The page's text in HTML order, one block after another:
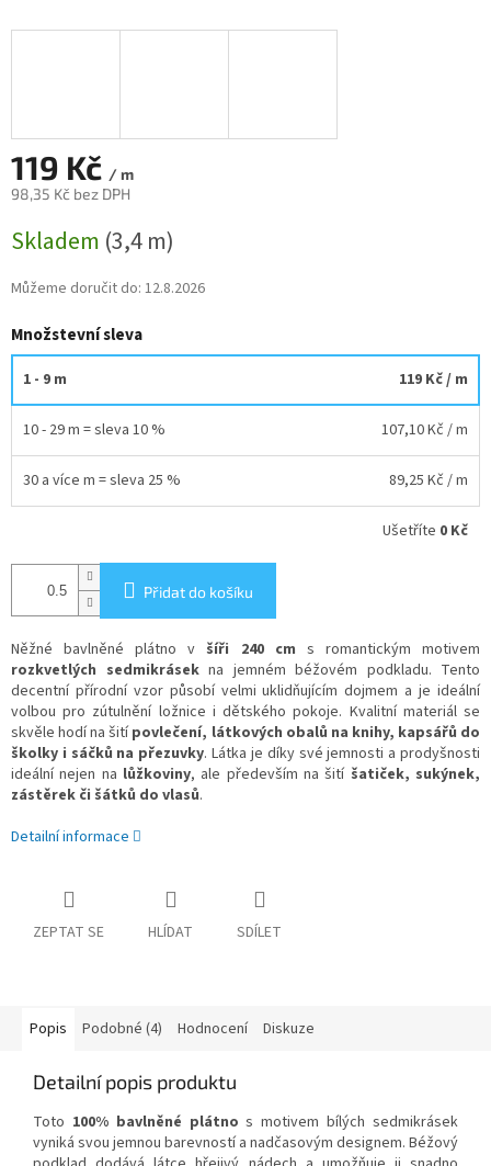
119 Kč / m
98,35 Kč bez DPH
cena:
Skladem (3,4 m)
Můžeme doručit do: 12.8.2026
Množstevní sleva
1 - 9 m 119 Kč/ m
10 - 29 m = sleva 10 % 107,10 Kč / m
30 a více m = sleva 25 % 89,25 Kč / m
Ušetříte 0 Kč
Přidat do košíku
Něžné bavlněné plátno v šíři 240 cm s romantickým motivem
rozkvetlých sedmikrásekna jemném béžovém podkladu. Tento
decentní přírodní vzor působí velmi uklidňujícím dojmem a je ideální
volbou pro zútulnění ložnice i dětského pokoje. Kvalitní materiál se
skvěle hodí na šitípovlečení, látkových obalů na knihy, kapsářů do
školky i sáčků na přezuvky.Látka je díky své jemnosti a prodyšnosti
ideální nejen na lůžkoviny, ale především na šití šatiček, sukýnek,
zástěrek či šátků do vlasů.
Detailní informace
ZEPTAT SE HLÍDAT SDÍLET
Popis Podobné (4) Hodnocení Diskuze
Detailní popis produktu
Toto 100% bavlněné plátno s motivem bílých sedmikrásek
vyniká svou jemnou barevností a nadčasovým designem. Béžový